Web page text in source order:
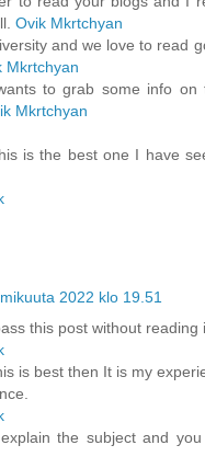
Ovik Mkrtchyan
and we love to read
Mkrtchyan
to grab some info on
Mkrtchyan
is the best one I have
2022 klo 19.51
this post without reading
is best then It is my
the subject and